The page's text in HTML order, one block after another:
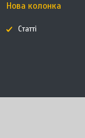
Нова колонка
Статті